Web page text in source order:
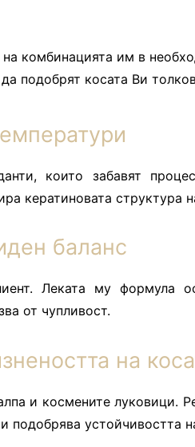
комбинацията им в
подобрят косата Ви
които забавят
кератиновата структура
баланс
Леката му формула
от чупливост.
на
и космените луковици.
подобрява устойчивостта